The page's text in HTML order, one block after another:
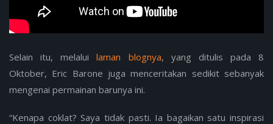
Selain itu, melaluilaman blognya, yang ditulis pada 8
Oktober, Eric Barone juga menceritakan sedikit sebanyak
mengenai permainan barunya ini.
“Kenapa coklat? Saya tidak pasti. Ia bagaikan satu inspirasi